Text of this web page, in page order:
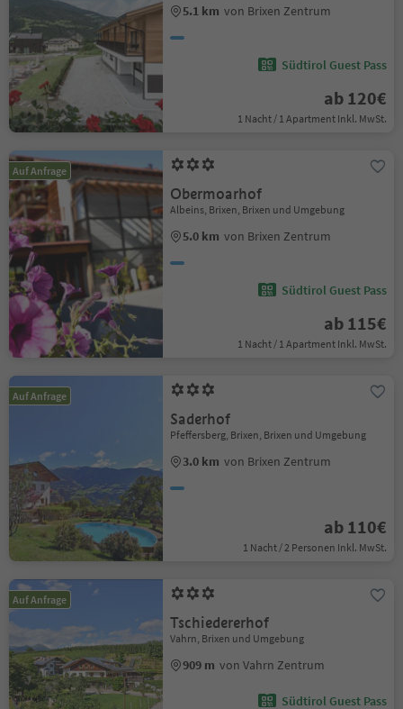
5.1 km von Brixen Zentrum
Südtirol Guest Pass
ab 120€
1 Nacht / 1 Apartment Inkl. MwSt.
Auf Anfrage
Obermoarhof
Albeins, Brixen, Brixen und Umgebung
5.0 km von Brixen Zentrum
Südtirol Guest Pass
ab 115€
1 Nacht / 1 Apartment Inkl. MwSt.
Auf Anfrage
Saderhof
Pfeffersberg, Brixen, Brixen und Umgebung
3.0 km von Brixen Zentrum
ab 110€
1 Nacht / 2 Personen Inkl. MwSt.
Auf Anfrage
Tschiedererhof
Vahrn, Brixen und Umgebung
909 m von Vahrn Zentrum
Südtirol Guest Pass